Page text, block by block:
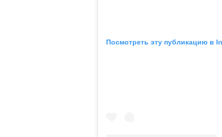
Посмотреть эту публикацию в